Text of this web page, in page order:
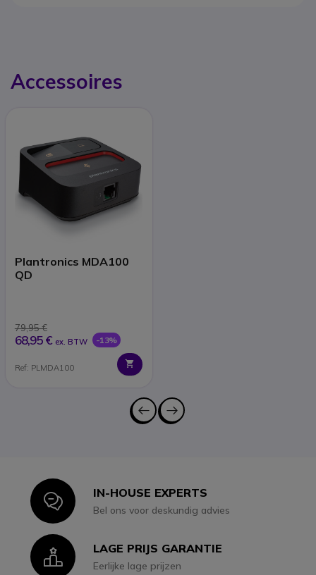
Accessoires
Plantronics MDA100
QD
79,95 €
68,95 € ex. BTW -13%
Ref: PLMDA100
IconIN-HOUSE EXPERTS
Bel ons voor deskundig advies
IconLAGE PRIJS GARANTIE
Eerlijke lage prijzen